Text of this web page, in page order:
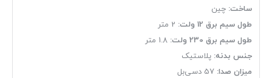
ساخت: چین
طول سیم برق 12 ولت:
طول سیم برق 230 ولت:
جنس بدنه: پلاستیک
میزان صدا: